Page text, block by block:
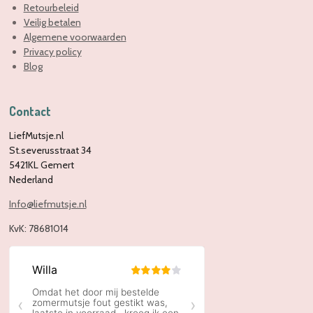
Retourbeleid
Veilig betalen
Algemene voorwaarden
Privacy policy
Blog
Contact
LiefMutsje.nl
St.severusstraat 34
5421KL Gemert
Nederland
Info@liefmutsje.nl
KvK: 78681014